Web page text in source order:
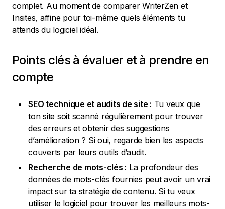
complet. Au moment de comparer WriterZen et
Insites, affine pour toi-même quels éléments tu
attends du logiciel idéal.
Points clés à évaluer et à prendre en
compte
SEO technique et audits de site : Tu veux que
ton site soit scanné régulièrement pour trouver
des erreurs et obtenir des suggestions
d’amélioration ? Si oui, regarde bien les aspects
couverts par leurs outils d’audit.
Recherche de mots-clés : La profondeur des
données de mots-clés fournies peut avoir un vrai
impact sur ta stratégie de contenu. Si tu veux
utiliser le logiciel pour trouver les meilleurs mots-